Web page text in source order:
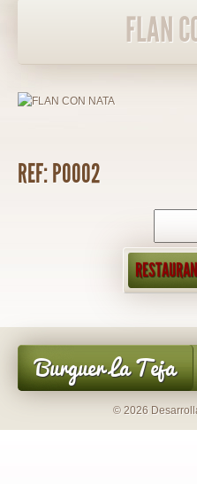
FLAN
REF: PO002
Burguer La Teja
© 2026